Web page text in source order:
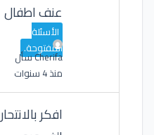
عنف اطفال
الأسئلة
المفتوحة.
Cherifaسأل
منذ 4 سنوات
افكر بالانتحار